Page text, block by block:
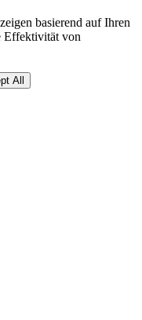
basierend auf Ihren
Effektivität von
All